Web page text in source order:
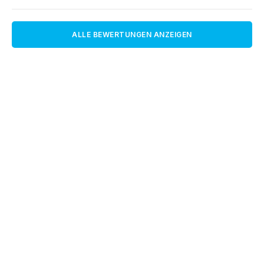
ALLE BEWERTUNGEN ANZEIGEN